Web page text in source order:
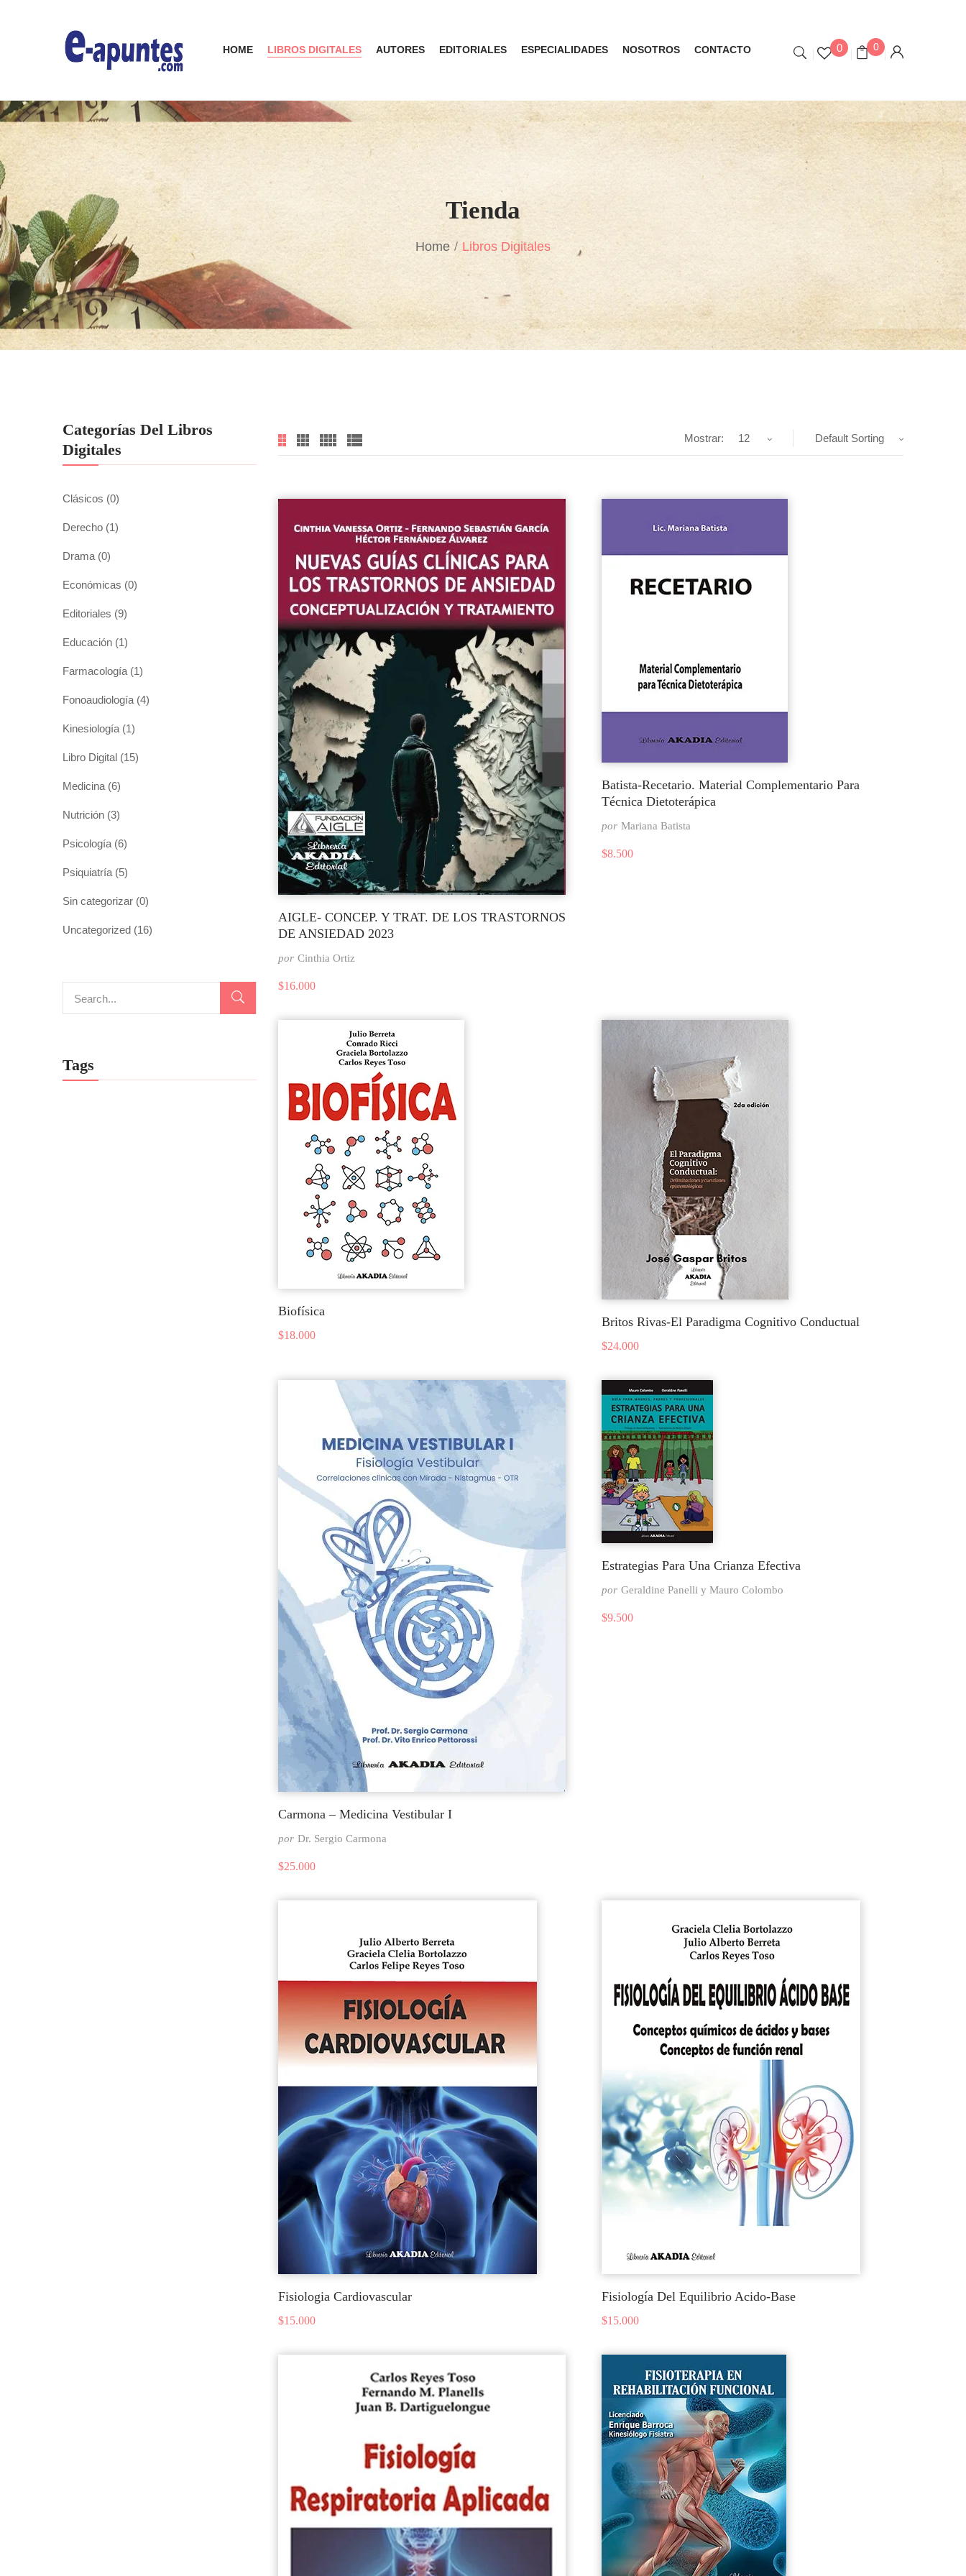
HOME LIBROS DIGITALES AUTORES EDITORIALES ESPECIALIDADES NOSOTROS CONTACTO 0 0
Tienda
Home Libros Digitales
Categorías Del Libros
Digitales
Clásicos (0)
Derecho (1)
Drama (0)
Económicas (0)
Editoriales (9)
Educación (1)
Farmacología (1)
Fonoaudiología (4)
Kinesiología (1)
Libro Digital (15)
Medicina (6)
Nutrición (3)
Psicología (6)
Psiquiatría (5)
Sin categorizar (0)
Uncategorized (16)
Tags
Default Sorting
Mostrar: 12
AIGLE- CONCEP. Y TRAT. DE LOS TRASTORNOS
DE ANSIEDAD 2023
por Cinthia Ortiz
$16.000
Batista-Recetario. Material Complementario Para
Técnica Dietoterápica
por Mariana Batista
$8.500
Biofísica
$18.000
Britos Rivas-El Paradigma Cognitivo Conductual
$24.000
Carmona – Medicina Vestibular I
por Dr. Sergio Carmona
$25.000
Estrategias Para Una Crianza Efectiva
por Geraldine Panelli y Mauro Colombo
$9.500
Fisiologia Cardiovascular
$15.000
Fisiología Del Equilibrio Acido-Base
$15.000